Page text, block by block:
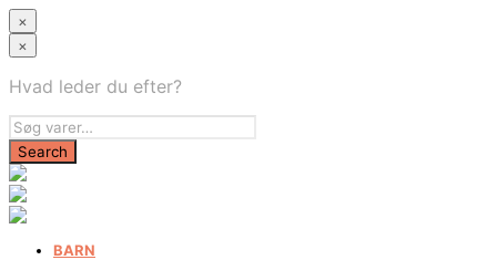
×
×
Hvad leder du efter?
BARN